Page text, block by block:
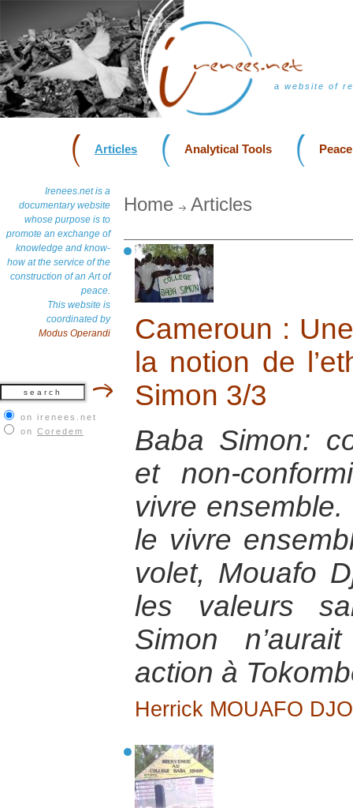
a website of
Articles Analytical Tools
Irenees.net is a
documentary website
whose purpose is to
promote an exchange of
knowledge and know-
how at the service of the
construction of an Art of
peace.
This website is
coordinated by
Modus Operandi
on irenees.net
on Coredem
Home Articles
Cameroun :
la notion de
Simon 3/3
Baba Simon:
et non-
vivre
le vivre
volet, Mouafo
les valeurs
Simon
action à
Herrick MOUAFO